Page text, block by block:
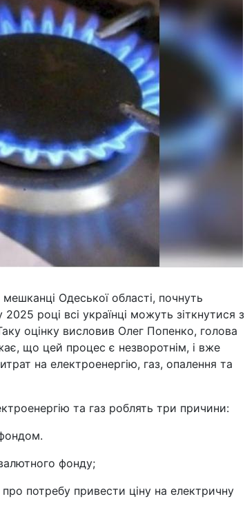
Одеської області, почнуть
році всі українці можуть зіткнутися з
оцінку висловив Олег Попенко, голова
що цей процес є незворотнім, і вже
на електроенергію, газ, опалення та
та газ роблять три причини:
фонду;
потребу привести ціну на електричну